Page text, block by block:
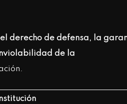
derecho de defensa, la
de la